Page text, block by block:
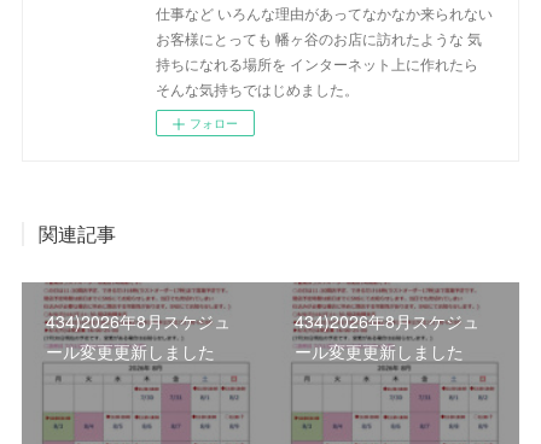
仕事など いろんな理由があってなかなか来られない
お客様にとっても 幡ヶ谷のお店に訪れたような 気
持ちになれる場所を インターネット上に作れたら
そんな気持ちではじめました。
フォロー
関連記事
434)2026年8月スケジュ
ール変更更新しました
434)2026年8月スケジュ
ール変更更新しました